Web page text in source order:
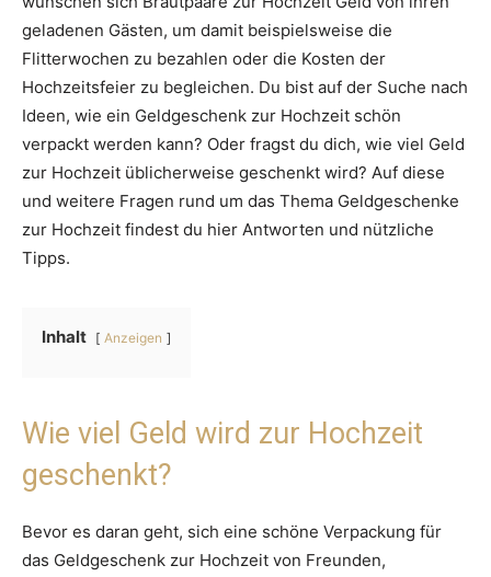
geladenen Gästen, um damit beispielsweise die
Flitterwochen zu bezahlen oder die Kosten der
Hochzeitsfeier zu begleichen. Du bist auf der Suche nach
Ideen, wie ein Geldgeschenk zur Hochzeit schön
verpackt werden kann? Oder fragst du dich, wie viel Geld
zur Hochzeit üblicherweise geschenkt wird? Auf diese
und weitere Fragen rund um das Thema Geldgeschenke
zur Hochzeit findest du hier Antworten und nützliche
Tipps.
Inhalt Anzeigen
Wie viel Geld wird zur Hochzeit
geschenkt?
Bevor es daran geht, sich eine schöne Verpackung für
das Geldgeschenk zur Hochzeit von Freunden,